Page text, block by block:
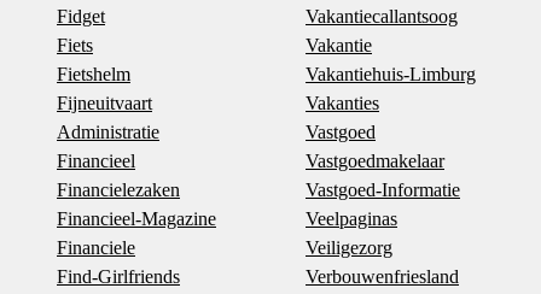
Fidget
Fiets
Fietshelm
Fijneuitvaart
Administratie
Financieel
Financielezaken
Financieel-Magazine
Financiele
Find-Girlfriends
Vakantiecallantsoog
Vakantie
Vakantiehuis-Limburg
Vakanties
Vastgoed
Vastgoedmakelaar
Vastgoed-Informatie
Veelpaginas
Veiligezorg
Verbouwenfriesland